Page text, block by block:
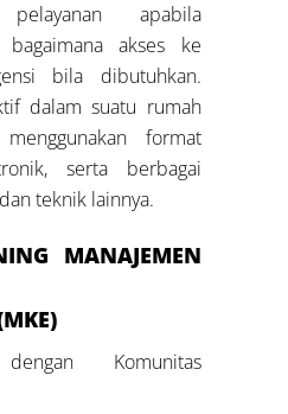
apabila
akses ke
bila dibutuhkan.
dalam suatu rumah
format
serta berbagai
teknik lainnya.
MANAJEMEN
Komunitas